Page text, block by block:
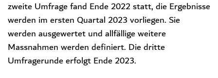
zweite Umfrage fand Ende 2022 statt, die Ergebnisse
werden im ersten Quartal 2023 vorliegen. Sie
werden ausgewertet und allfällige weitere
Massnahmen werden definiert. Die dritte
Umfragerunde erfolgt Ende 2023.